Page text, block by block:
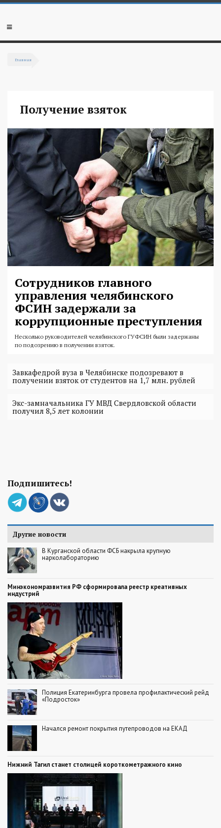
Перейти к основному содержанию
Мобильное
Главная
Получение взяток
Сотрудников главного
управления челябинского
ФСИН задержали за
коррупционные преступления
Несколько руководителей челябинского ГУФСИН были задержаны
по подозрению в получении взяток.
Завкафедрой вуза в Челябинске подозревают в
получении взяток от студентов на 1,7 млн. рублей
Экс-замначальника ГУ МВД Свердловской области
получил 8,5 лет колонии
Подпишитесь!
Другие новости
В Курганской области ФСБ накрыла крупную
нарколабораторию
Минэкономразвития РФ сформировала реестр креативных
индустрий
Полиция Екатеринбурга провела профилактический рейд
«Подросток»
Начался ремонт покрытия путепроводов на ЕКАД
Нижний Тагил станет столицей короткометражного кино